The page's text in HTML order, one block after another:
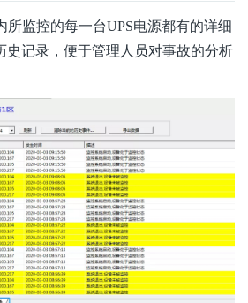
所监控的每一台UPS电源都有的详细
史记录，便于管理人员对事故的分析